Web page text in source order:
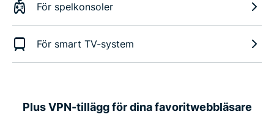
För spelkonsoler
För smart TV-system
Plus VPN-tillägg för dina favoritwebbläsare